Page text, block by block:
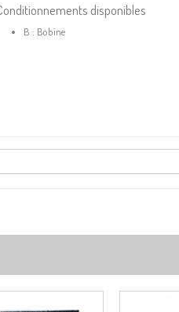
disponibles
B : Bobine